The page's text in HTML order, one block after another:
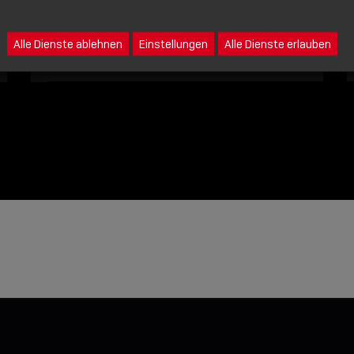
Alle Dienste ablehnen Einstellungen Alle Dienste erlauben